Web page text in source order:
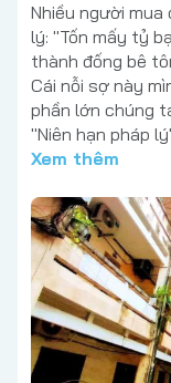
Nhiều người
lý: "Tốn mấy tỷ
thành đống bê
Cái nỗi sợ này
phần lớn chúng
"Niên hạn pháp
Xem thêm